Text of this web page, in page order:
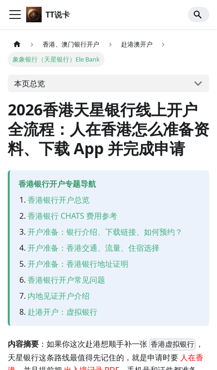
TT说卡
香港、澳门银行开户
赴港澳开户
象象银行（天星银行）Ele Bank
本页总览
2026香港天星银行线上开户
全流程：人在香港怎么准备资
料、下载 App 并完成申请
香港银行开户专题导航
香港银行开户总览
香港银行 CHATS 费用参考
开户准备：银行介绍、下载链接、如何预约？
开户准备：香港交通、流量、住宿选择
开户准备：香港银行地址证明
香港银行开户常见问题
内地见证开户介绍
赴港开户：虚拟银行
内容摘要 ：如果你这次赴港想顺手补一张 香港虚拟银行 ，
天星银行这条路线最值得先记住的，就是申请时要 人在香